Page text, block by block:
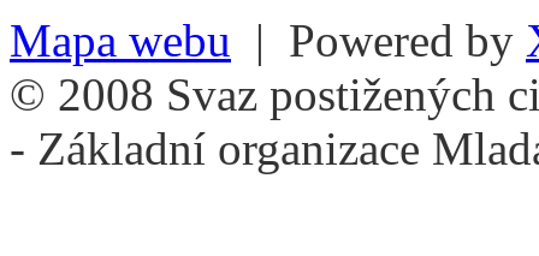
Mapa webu | Powered by
© 2008 Svaz postižených
- Základní organizace